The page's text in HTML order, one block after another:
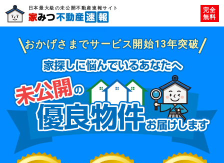
日本最大級の未公開不動産速報サイト
完全
無料
おかげさまでサービス開始13年突破